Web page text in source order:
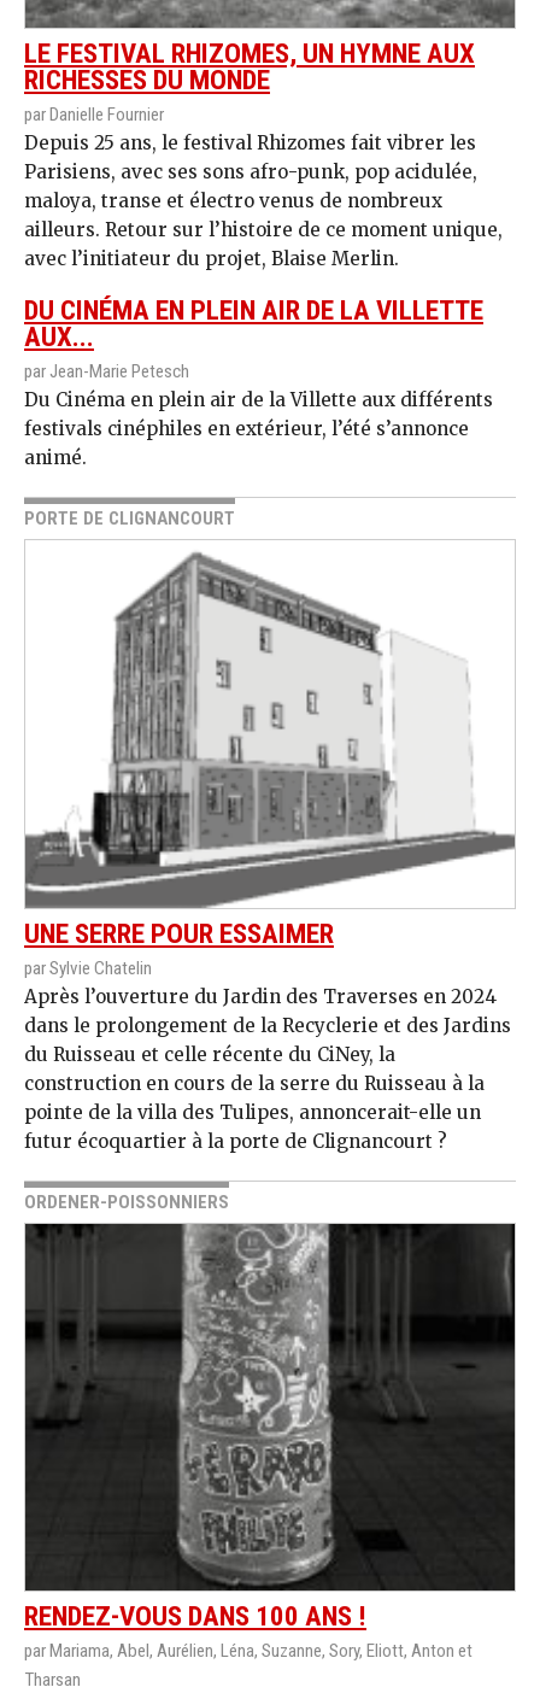
LE FESTIVAL RHIZOMES, UN HYMNE AUX
RICHESSES DU MONDE
par Danielle Fournier
Depuis 25 ans, le festival Rhizomes fait vibrer les
Parisiens, avec ses sons afro-punk, pop acidulée,
maloya, transe et électro venus de nombreux
ailleurs. Retour sur l’histoire de ce moment unique,
avec l’initiateur du projet, Blaise Merlin.
DU CINÉMA EN PLEIN AIR DE LA VILLETTE
AUX...
par Jean-Marie Petesch
Du Cinéma en plein air de la Villette aux différents
festivals cinéphiles en extérieur, l’été s’annonce
animé.
PORTE DE CLIGNANCOURT
UNE SERRE POUR ESSAIMER
par Sylvie Chatelin
Après l’ouverture du Jardin des Traverses en 2024
dans le prolongement de la Recyclerie et des Jardins
du Ruisseau et celle récente du CiNey, la
construction en cours de la serre du Ruisseau à la
pointe de la villa des Tulipes, annoncerait-elle un
futur écoquartier à la porte de Clignancourt ?
ORDENER-POISSONNIERS
RENDEZ-VOUS DANS 100 ANS !
par Mariama, Abel, Aurélien, Léna, Suzanne, Sory, Eliott, Anton et
Tharsan